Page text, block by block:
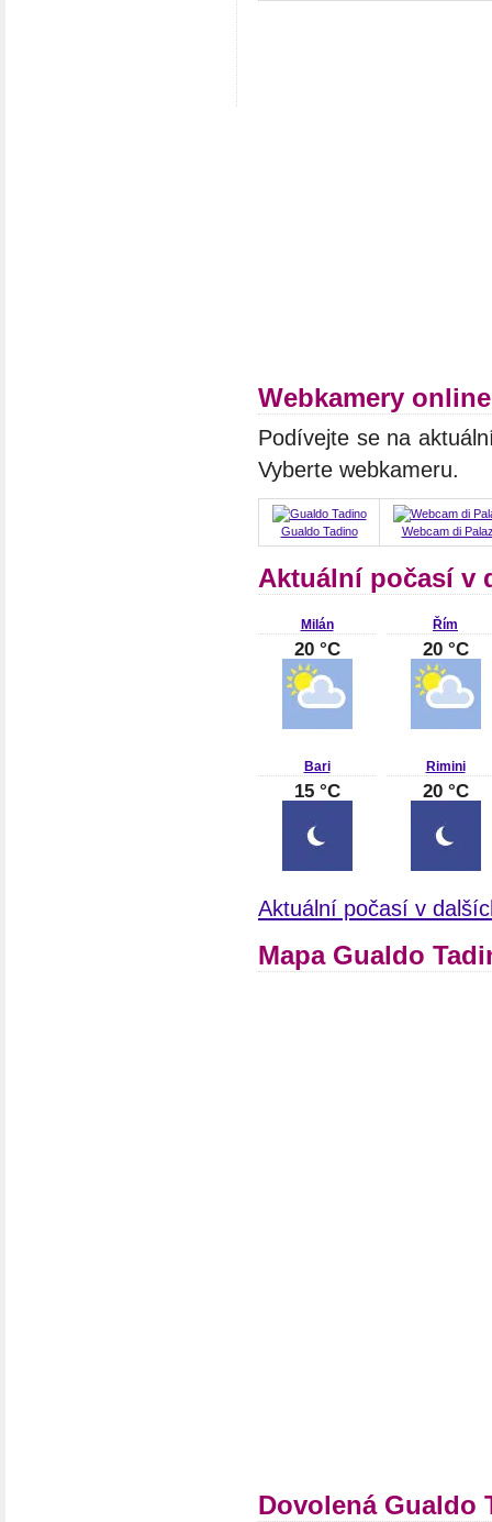
Webkamery
Podívejte se na
Vyberte webkameru.
Gualdo Tadino Webcam di
Aktuální počasí v
Milán
20 °C
Řím
20 °C
Bari
15 °C
Rimini
20 °C
Aktuální počasí v
Mapa Gualdo
Dovolená Gualdo